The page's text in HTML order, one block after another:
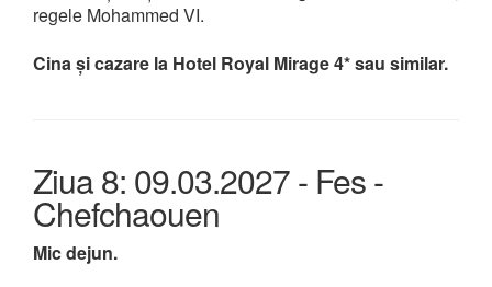
regele Mohammed VI.
Cina și cazare la Hotel Royal Mirage 4* sau similar.
Ziua 8: 09.03.2027 - Fes -
Chefchaouen
Mic dejun.